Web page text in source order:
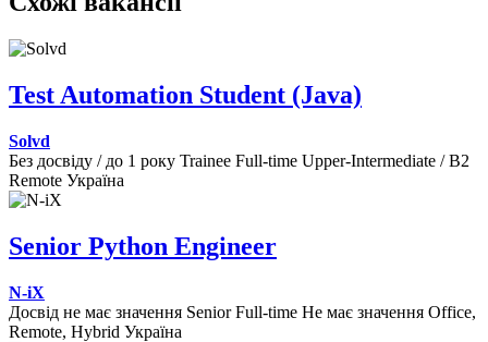
Test Automation Student (Java)
Solvd
Без досвіду / до 1 року Trainee Full-time Upper-Intermediate / B2
Remote Україна
Senior Python Engineer
N-iX
Досвід не має значення Senior Full-time Не має значення Office,
Remote, Hybrid Україна